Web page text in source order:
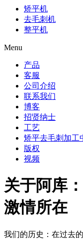
矫平机
去毛刺机
整平机
Menu
产品
客服
公司介绍
联系我们
博客
招贤纳士
工艺
矫平去毛刺加工
版权
视频
关于阿库
激情所在
我们的历史：在过去